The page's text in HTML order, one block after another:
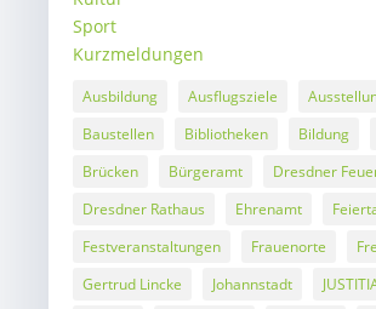
Sport
Kurzmeldungen
Ausbildung Ausflugsziele
Baustellen
Bibliotheken Bildung
Brücken
Bürgeramt
Dresdner
Dresdner Rathaus
Ehrenamt
Festveranstaltungen
Frauenorte
Gertrud Lincke
Johannstadt